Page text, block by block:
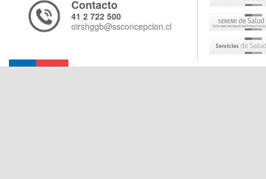
Contacto
41 2 722 500
oirshggb@ssconcepcion.cl